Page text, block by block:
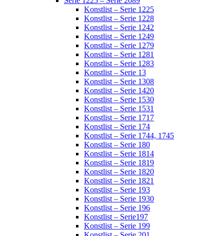
Konstlist – Serie 1225
Konstlist – Serie 1228
Konstlist – Serie 1242
Konstlist – Serie 1249
Konstlist – Serie 1279
Konstlist – Serie 1281
Konstlist – Serie 1283
Konstlist – Serie 13
Konstlist – Serie 1308
Konstlist – Serie 1420
Konstlist – Serie 1530
Konstlist – Serie 1531
Konstlist – Serie 1717
Konstlist – Serie 174
Konstlist – Serie 1744, 1745
Konstlist – Serie 180
Konstlist – Serie 1814
Konstlist – Serie 1819
Konstlist – Serie 1820
Konstlist – Serie 1821
Konstlist – Serie 193
Konstlist – Serie 1930
Konstlist – Serie 196
Konstlist – Serie197
Konstlist – Serie 199